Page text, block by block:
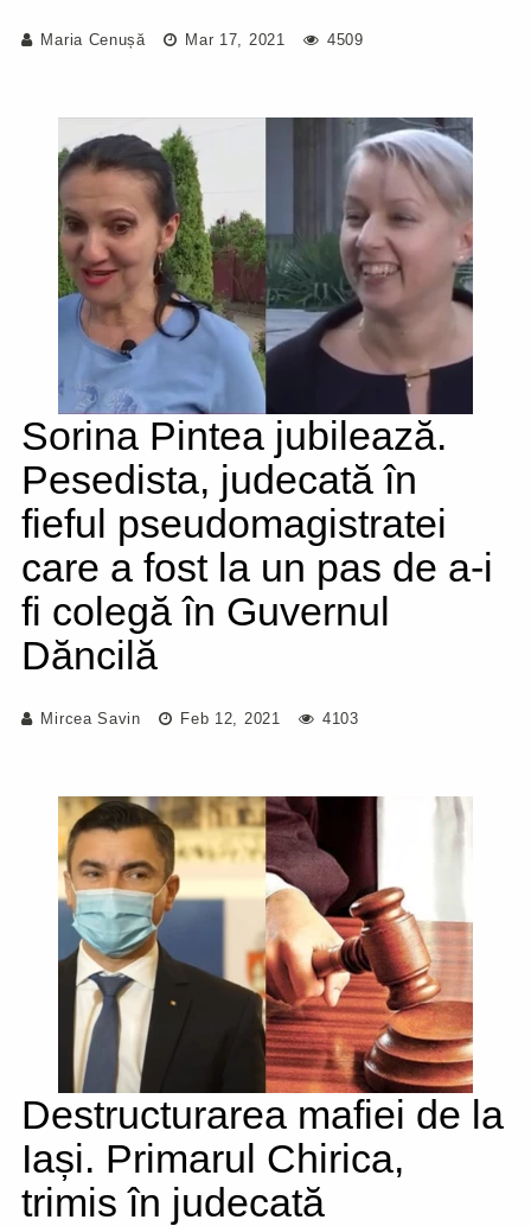
Maria Cenușă Mar 17, 2021 4509
Sorina Pintea jubilează.
Pesedista, judecată în
fieful pseudomagistratei
care a fost la un pas de a-i
fi colegă în Guvernul
Dăncilă
Mircea Savin Feb 12, 2021 4103
Destructurarea mafiei de la
Iași. Primarul Chirica,
trimis în judecată